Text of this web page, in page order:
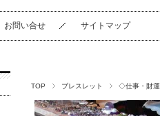
お問い合せ サイトマップ
TOP ブレスレット ◇仕事・財運